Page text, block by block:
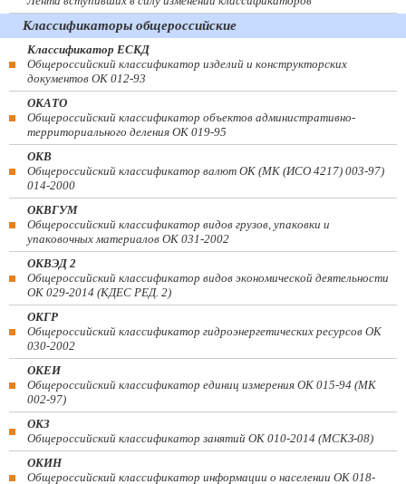
Классификаторы общероссийские
Классификатор ЕСКД
Общероссийский классификатор изделий и конструкторских
документов ОК 012-93
ОКАТО
Общероссийский классификатор объектов административно-
территориального деления ОК 019-95
ОКВ
Общероссийский классификатор валют ОК (МК (ИСО 4217) 003-97)
014-2000
ОКВГУМ
Общероссийский классификатор видов грузов, упаковки и
упаковочных материалов ОК 031-2002
ОКВЭД 2
Общероссийский классификатор видов экономической деятельности
ОК 029-2014 (КДЕС РЕД. 2)
ОКГР
Общероссийский классификатор гидроэнергетических ресурсов ОК
030-2002
ОКЕИ
Общероссийский классификатор единиц измерения ОК 015-94 (МК
002-97)
ОКЗ
Общероссийский классификатор занятий ОК 010-2014 (МСКЗ-08)
ОКИН
Общероссийский классификатор информации о населении ОК 018-